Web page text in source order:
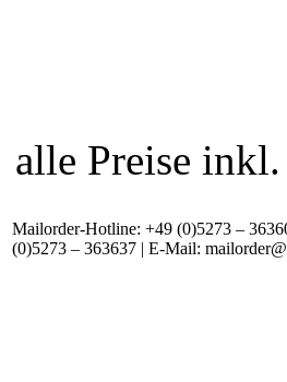
alle Preise
Mailorder-Hotline: +49 (0)5273 –
(0)5273 – 363637 | E-Mail: